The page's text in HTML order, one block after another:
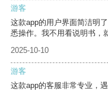
游客
这款app的用户界面简洁明
悉操作。我不用看说明书，
2025-10-10
游客
这款app的客服非常专业，